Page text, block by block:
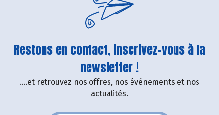
Restons en contact, inscrivez-vous à la
newsletter !
....et retrouvez nos offres, nos événements et nos
actualités.